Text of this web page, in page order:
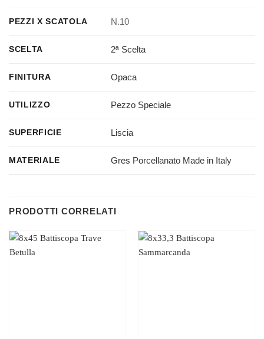
PEZZI X SCATOLA N.10
SCELTA 2ª Scelta
FINITURA Opaca
UTILIZZO Pezzo Speciale
SUPERFICIE Liscia
MATERIALE Gres Porcellanato Made in Italy
PRODOTTI CORRELATI